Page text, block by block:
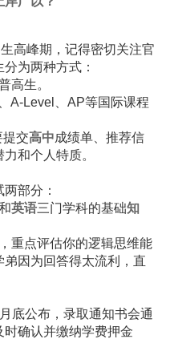
高峰期，记得密切关注官
为两种方式：
高生。
A-Level、AP等国际课程
交高中成绩单、推荐信
和个人特质。
部分：
英语三门学科的基础知
重点评估你的逻辑思维能
因为回答得太流利，直
底公布，录取通知书会通
确认并缴纳学费押金